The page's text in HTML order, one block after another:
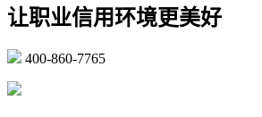
让职业信用环境更美好
400-860-7765